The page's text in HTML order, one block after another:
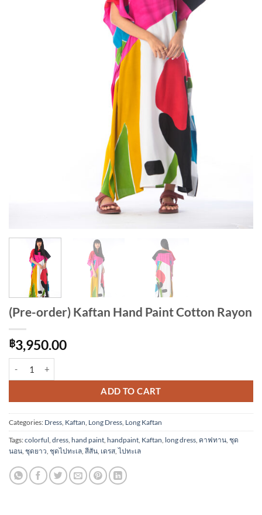
(Pre-order) Kaftan Hand Paint Cotton Rayon
฿3,950.00
ADD TO CART
Categories: Dress, Kaftan, Long Dress, Long Kaftan
Tags:colorful, dress, hand paint, handpaint, Kaftan, long dress, คาฟทาน, ชุด
นอน, ชุดยาว, ชุดไปทะเล, สีสัน, เดรส,ไปทะเล